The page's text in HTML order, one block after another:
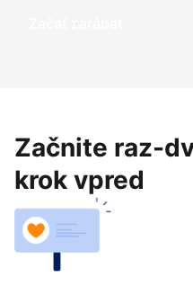
Začať zarábať
Začnite raz-
krok vpred